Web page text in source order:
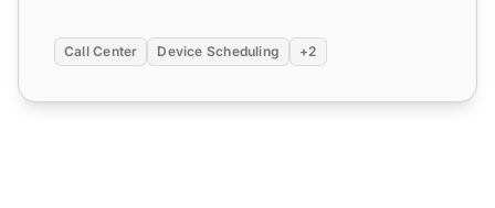
Call Center Device Scheduling +2